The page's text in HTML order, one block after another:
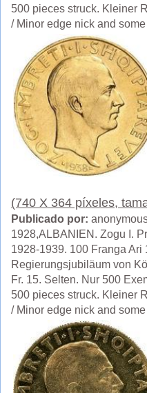
500 pieces struck. Kleiner
/ Minor edge nick and some
(740 X 364 píxeles,
Publicado por:
1928,ALBANIEN. Zogu I.
1928-1939. 100 Franga Ari
Regierungsjubiläum von
Fr. 15. Selten. Nur 500
500 pieces struck. Kleiner
/ Minor edge nick and some